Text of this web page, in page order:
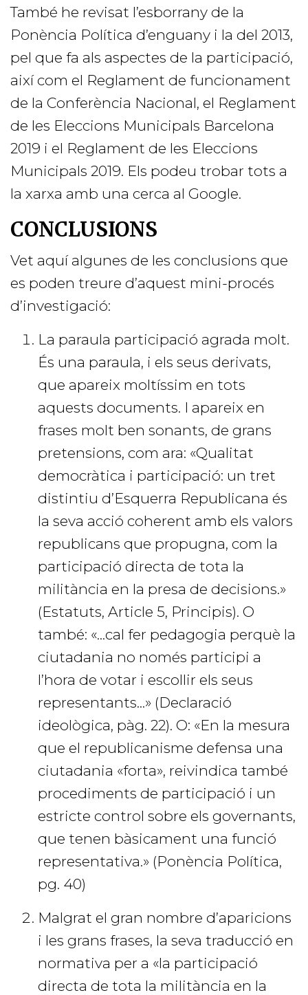
També he revisat l’esborrany de la
Ponència Política d’enguany i la del 2013,
pel que fa als aspectes de la participació,
així com el Reglament de funcionament
de la Conferència Nacional, el Reglament
de les Eleccions Municipals Barcelona
2019 i el Reglament de les Eleccions
Municipals 2019. Els podeu trobar tots a
la xarxa amb una cerca al Google.
CONCLUSIONS
Vet aquí algunes de les conclusions que
es poden treure d’aquest mini-procés
d’investigació:
La paraula participació agrada molt.
És una paraula, i els seus derivats,
que apareix moltíssim en tots
aquests documents. I apareix en
frases molt ben sonants, de grans
pretensions, com ara: «Qualitat
democràtica i participació: un tret
distintiu d’Esquerra Republicana és
la seva acció coherent amb els valors
republicans que propugna, com la
participació directa de tota la
militància en la presa de decisions.»
(Estatuts, Article 5, Principis). O
també: «...cal fer pedagogia perquè la
ciutadania no només participi a
l’hora de votar i escollir els seus
representants...» (Declaració
ideològica, pàg. 22). O: «En la mesura
que el republicanisme defensa una
ciutadania «forta», reivindica també
procediments de participació i un
estricte control sobre els governants,
que tenen bàsicament una funció
representativa.» (Ponència Política,
pg. 40)
Malgrat el gran nombre d’aparicions
i les grans frases, la seva traducció en
normativa per a «la participació
directa de tota la militància en la